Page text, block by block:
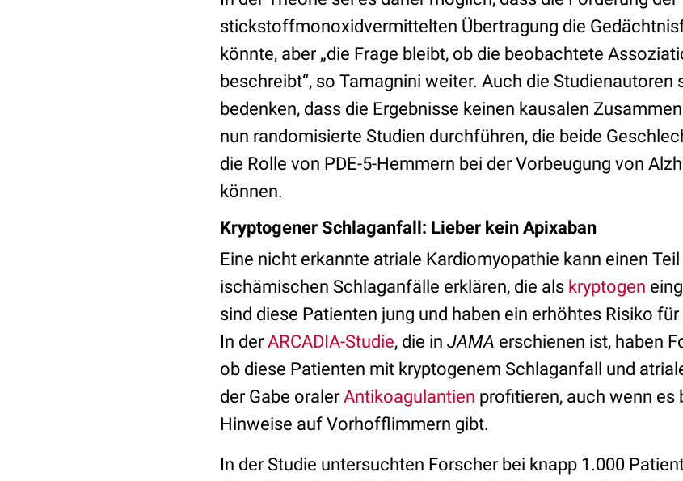
stickstoffmonoxidvermittelten Übertragung die
könnte, aber „die Frage bleibt, ob die beobachtete
beschreibt“, so Tamagnini weiter. Auch die Studienautoren
bedenken, dass die Ergebnisse keinen kausalen
nun randomisierte Studien durchführen, die beide
die Rolle von PDE-5-Hemmern bei der Vorbeugung von
können.
Kryptogener Schlaganfall: Lieber kein Apixaban
Eine nicht erkannte atriale Kardiomyopathie kann einen
ischämischen Schlaganfälle erklären, die als kryptogen
sind diese Patienten jung und haben ein erhöhtes Risiko
In derARCADIA-Studie, die in JAMA erschienen ist, haben
ob diese Patienten mit kryptogenem Schlaganfall und
der Gabe oralerAntikoagulantien profitieren, auch wenn es
Hinweise auf Vorhofflimmern gibt.
In der Studie untersuchten Forscher bei knapp 1.000